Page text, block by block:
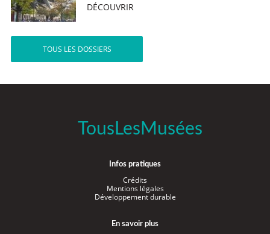
DÉCOUVRIR
TOUS LES DOSSIERS
TousLesMusées
Infos pratiques
Crédits
Mentions légales
Développement durable
En savoir plus